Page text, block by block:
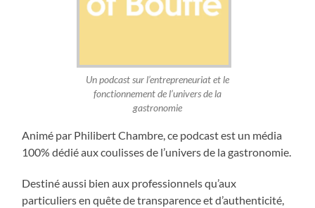
Un podcast sur l’entrepreneuriat et le
fonctionnement de l’univers de la
gastronomie
Animé par Philibert Chambre, ce podcast est un média
100% dédié aux coulisses de l’univers de la gastronomie.
Destiné aussi bien aux professionnels qu’aux
particuliers en quête de transparence et d’authenticité,